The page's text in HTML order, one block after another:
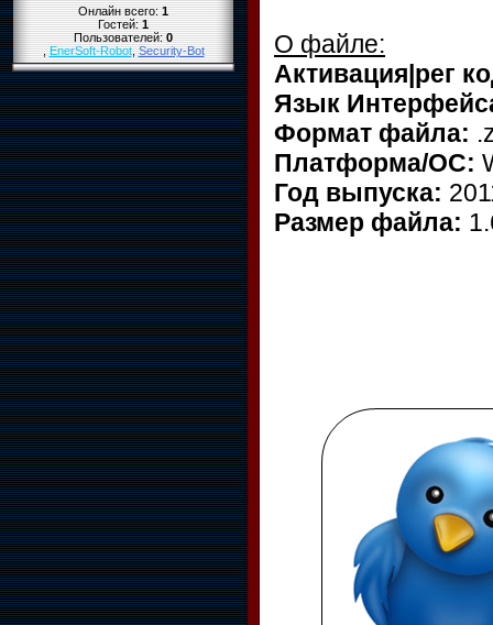
Онлайн всего:1
Гостей:1
Пользователей:0
,EnerSoft-Robot,Security-Bot
О файле:
Активация|рег
Язык
Формат файла:
Платформа/ОС:
Год выпуска:
Размер файла: